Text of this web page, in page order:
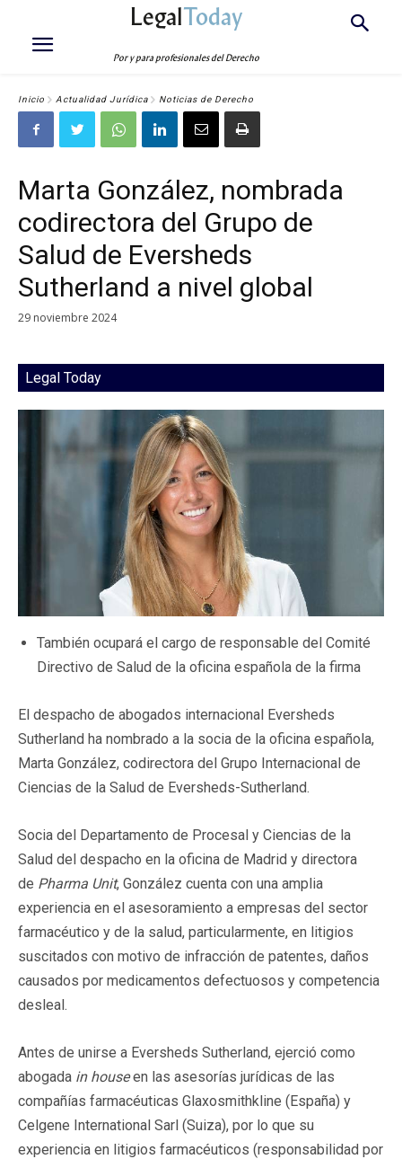
LegalToday
Por y para profesionales del Derecho
Inicio Actualidad Jurídica Noticias de Derecho
Marta González, nombrada
codirectora del Grupo de
Salud de Eversheds
Sutherland a nivel global
29 noviembre 2024
Legal Today
También ocupará el cargo de responsable del Comité
Directivo de Salud de la oficina española de la firma
El despacho de abogados internacional Eversheds
Sutherland ha nombrado a la socia de la oficina española,
Marta González, codirectora del Grupo Internacional de
Ciencias de la Salud de Eversheds-Sutherland.
Socia del Departamento de Procesal y Ciencias de la
Salud del despacho en la oficina de Madrid y directora
de Pharma Unit, González cuenta con una amplia
experiencia en el asesoramiento a empresas del sector
farmacéutico y de la salud, particularmente, en litigios
suscitados con motivo de infracción de patentes, daños
causados por medicamentos defectuosos y competencia
desleal.
Antes de unirse a Eversheds Sutherland, ejerció como
abogada in houseen las asesorías jurídicas de las
compañías farmacéuticas Glaxosmithkline (España) y
Celgene International Sarl (Suiza), por lo que su
experiencia en litigios farmacéuticos (responsabilidad por